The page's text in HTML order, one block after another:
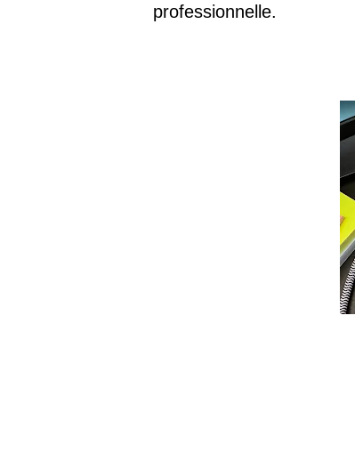
professionnelle.